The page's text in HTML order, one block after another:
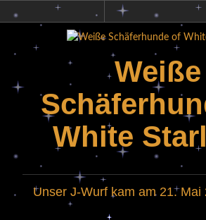
Inhalt
Privatsphäre-
Einstellungen
ändern
Historie
der
Weiße
White
Unser J-Wurf kam am 21. Mai